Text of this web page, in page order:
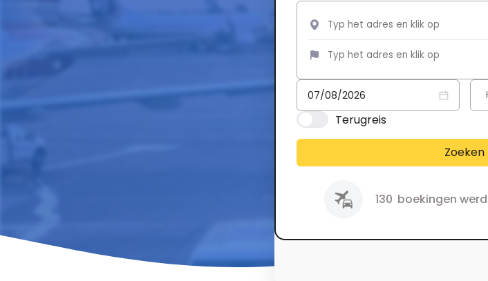
Terugreis
Zoeken
130 boekingen